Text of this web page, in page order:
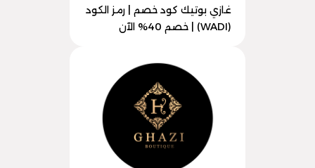
غازي بوتيك كود خصم | رمز الكود
(WADI) | خصم 40% الآن